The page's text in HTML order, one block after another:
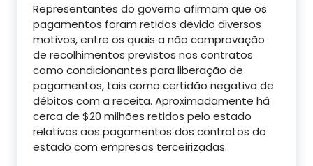
Representantes do governo afirmam que os
pagamentos foram retidos devido diversos
motivos, entre os quais a não comprovação
de recolhimentos previstos nos contratos
como condicionantes para liberação de
pagamentos, tais como certidão negativa de
débitos com a receita. Aproximadamente há
cerca de $20 milhões retidos pelo estado
relativos aos pagamentos dos contratos do
estado com empresas terceirizadas.